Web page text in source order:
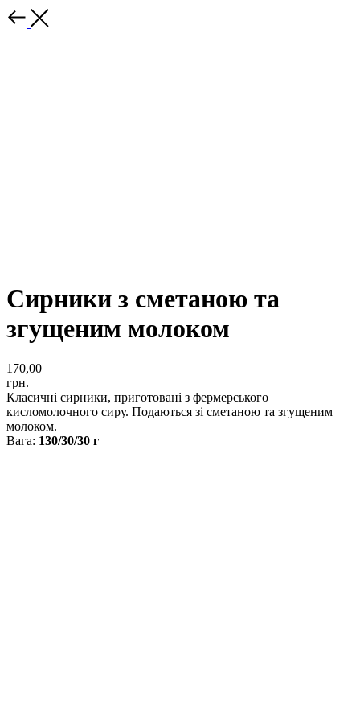
Сирники з сметаною та
згущеним молоком
170,00
грн.
Класичні сирники, приготовані з фермерського
кисломолочного сиру. Подаються зі сметаною та згущеним
молоком.
Вага: 130/30/30 г